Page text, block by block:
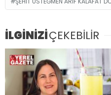
İLGİNİZİÇEKEBİLİR